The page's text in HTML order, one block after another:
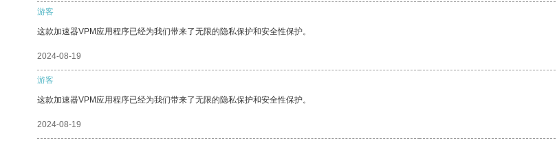
游客
这款加速器VPM应用程序已经为我们带来了无限的隐私保护和安全性保护。
2024-08-19
游客
这款加速器VPM应用程序已经为我们带来了无限的隐私保护和安全性保护。
2024-08-19